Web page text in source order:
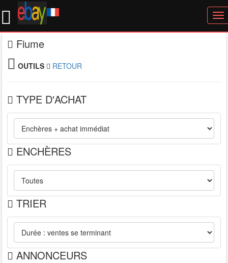
Fiume
OUTILS RETOUR
TYPE D'ACHAT
ENCHÈRES
TRIER
ANNONCEURS